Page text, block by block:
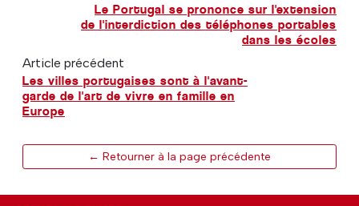
Le Portugal se prononce sur l'extension
de l'interdiction des téléphones portables
dans les écoles
Article précédent
Les villes portugaises sont à l'avant-
garde de l'art de vivre en famille en
Europe
← Retourner à la page précédente